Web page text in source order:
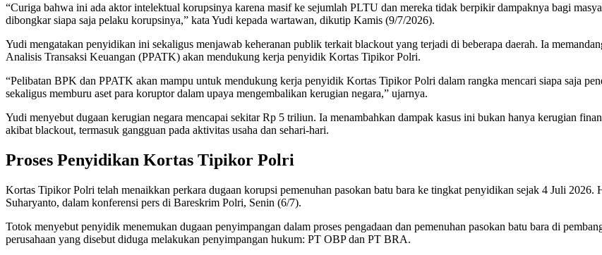
“Curiga bahwa ini ada aktor intelektual korupsinya karena masif ke sejumlah PLTU dan mereka tidak berpikir dampaknya bagi
dibongkar siapa saja pelaku korupsinya,” kata Yudi kepada wartawan, dikutip Kamis (9/7/2026).
Yudi mengatakan penyidikan ini sekaligus menjawab keheranan publik terkait blackout yang terjadi di beberapa daerah. Ia
Analisis Transaksi Keuangan (PPATK) akan mendukung kerja penyidik Kortas Tipikor Polri.
“Pelibatan BPK dan PPATK akan mampu untuk mendukung kerja penyidik Kortas Tipikor Polri dalam rangka mencari siapa saja
sekaligus memburu aset para koruptor dalam upaya mengembalikan kerugian negara,” ujarnya.
Yudi menyebut dugaan kerugian negara mencapai sekitar Rp 5 triliun. Ia menambahkan dampak kasus ini bukan hanya kerugian
akibat blackout, termasuk gangguan pada aktivitas usaha dan sehari-hari.
Proses Penyidikan Kortas Tipikor Polri
Kortas Tipikor Polri telah menaikkan perkara dugaan korupsi pemenuhan pasokan batu bara ke tingkat penyidikan sejak 4 Juli
Suharyanto, dalam konferensi pers di Bareskrim Polri, Senin (6/7).
Totok menyebut penyidik menemukan dugaan penyimpangan dalam proses pengadaan dan pemenuhan pasokan batu bara di
perusahaan yang disebut diduga melakukan penyimpangan hukum: PT OBP dan PT BRA.